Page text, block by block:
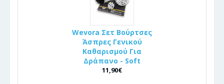
Wevora Σετ Βούρτσες
Άσπρες Γενικού
Καθαρισμού Για
Δράπανο - Soft
11,90€